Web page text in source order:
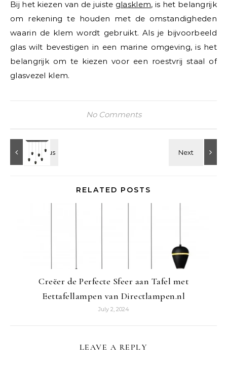
Bij het kiezen van de juiste glasklem, is het belangrijk
om rekening te houden met de omstandigheden
waarin de klem wordt gebruikt. Als je bijvoorbeeld
glas wilt bevestigen in een marine omgeving, is het
belangrijk om te kiezen voor een roestvrij staal of
glasvezel klem.
No Comments
RELATED POSTS
Creëer de Perfecte Sfeer aan Tafel met
Eettafellampen van Directlampen.nl
July 2, 2024
LEAVE A REPLY